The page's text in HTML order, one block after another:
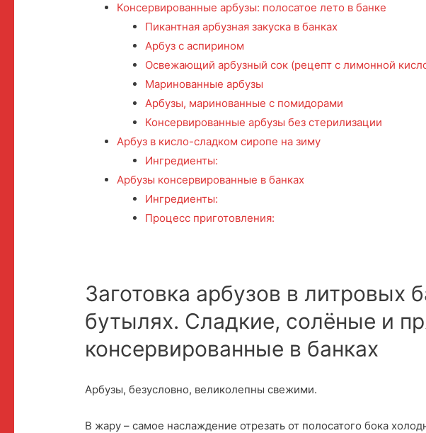
Консервированные арбузы: полосатое лето в банке
Пикантная арбузная закуска в банках
Арбуз с аспирином
Освежающий арбузный сок (рецепт с лимонной
Маринованные арбузы
Арбузы, маринованные с помидорами
Консервированные арбузы без стерилизации
Арбуз в кисло-сладком сиропе на зиму
Ингредиенты:
Арбузы консервированные в банках
Ингредиенты:
Процесс приготовления:
Заготовка арбузов в литровых
бутылях. Сладкие, солёные и
консервированные в банках
Арбузы, безусловно, великолепны свежими.
В жару – самое наслаждение отрезать от полосатого бока